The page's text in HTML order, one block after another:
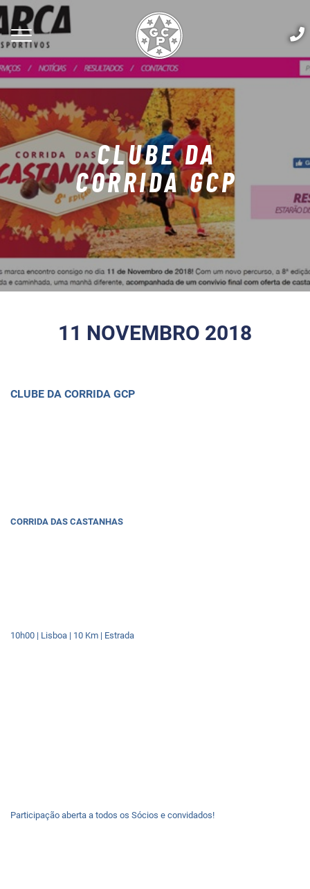
CLUBE DA
CORRIDA GCP
11 NOVEMBRO 2018
CLUBE DA CORRIDA GCP
CORRIDA DAS CASTANHAS
10h00 | Lisboa | 10 Km | Estrada
Participação aberta a todos os Sócios e convidados!